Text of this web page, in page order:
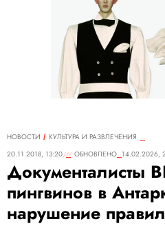
НОВОСТИ
КУЛЬТУРА И РАЗВЛЕЧЕНИЯ
20.11.2018, 13:20
ОБНОВЛЕНО 14.02.2026,
Документалисты
пингвинов в
нарушение